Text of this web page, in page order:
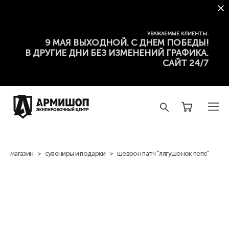
УВАЖАЕМЫЕ КЛИЕНТЫ.
9 МАЯ ВЫХОДНОЙ. С ДНЕМ ПОБЕДЫ!
В ДРУГИЕ ДНИ БЕЗ ИЗМЕНЕНИЙ ГРАФИКА.
САЙТ 24/7
магазин > сувениры и подарки > шеврон патч "лягушонок пепе"